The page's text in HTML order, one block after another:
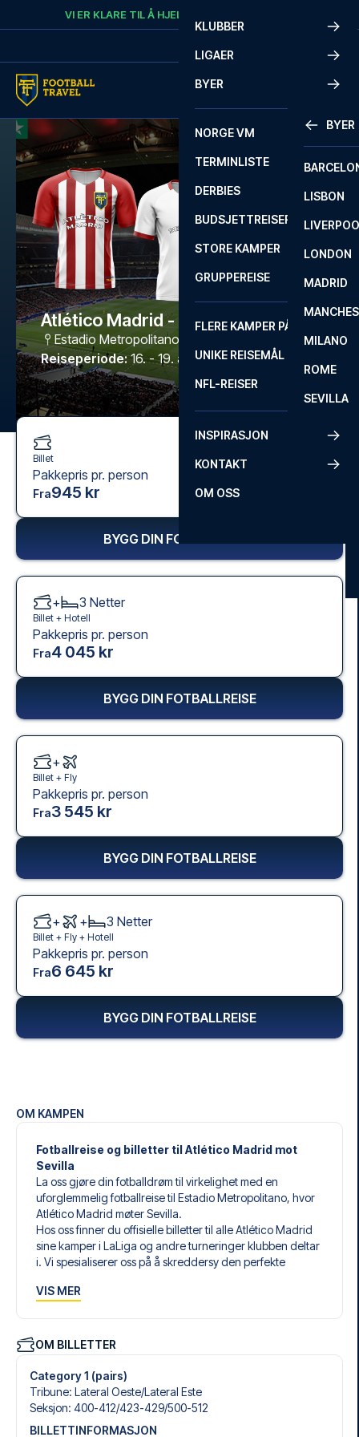
Skip to contentVI ER KLARE TIL Å HJELPE
KLUBBER
LIGAER
BYER
BYER
LISBON
LONDON
MADRID
MILANO
ROME
SEVILLA
NORGE VM
TERMINLISTE
DERBIES
BUDSJETTREISER
STORE KAMPER
GRUPPEREISE
FLERE KAMPER PÅ ÉN REISE
UNIKE REISEMÅL
NFL-REISER
INSPIRASJON
KONTAKT
OM OSS
Atlético Madrid - Sevilla
Estadio Metropolitano
Reiseperiode: 16. - 19. apr. 2027
OM KAMPEN
Fotballreise og billetter til Atlético Madrid mot
Sevilla
La oss gjøre din fotballdrøm til virkelighet med en
uforglemmelig fotballreise til Estadio Metropolitano, hvor
Atlético Madrid møter Sevilla.
Hos oss finner du offisielle billetter til alle Atlético Madrid
sine kamper i LaLiga og andre turneringer klubben deltar
i. Vi spesialiserer oss på å skreddersy den perfekte
behov.
setter sammen din egen fotballpakke, tilpasset dine
preferanser. Velg blant et bredt utvalg av fotballbilletter,
nøye utvalgte hoteller for enhver smak og budsjett, samt
fleksible fly som passer deg best.
Når du velger billettype, kan du se hvilken seksjon du skal
VIS MER
OM BILLETTER
Category 1 (pairs)
Tribune: Lateral Oeste/​Lateral Este
Seksjon: 400-412/​423-429/​500-512
BILLETTINFORMASJON
Billet
Pakkepris pr. person
Fra945 kr
BYGG DIN FOTBALLREISE
+ 3 Netter
Billet + Hotell
Pakkepris pr. person
Fra4 045 kr
BYGG DIN FOTBALLREISE
+
Billet + Fly
Pakkepris pr. person
Fra3 545 kr
BYGG DIN FOTBALLREISE
+ + 3 Netter
Billet + Fly + Hotell
Pakkepris pr. person
Fra6 645 kr
BYGG DIN FOTBALLREISE